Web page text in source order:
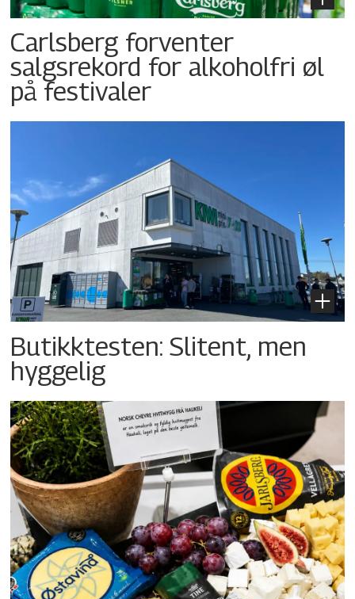
Carlsberg forventer
salgsrekord for alkoholfri øl
på festivaler
Butikktesten: Slitent, men
hyggelig